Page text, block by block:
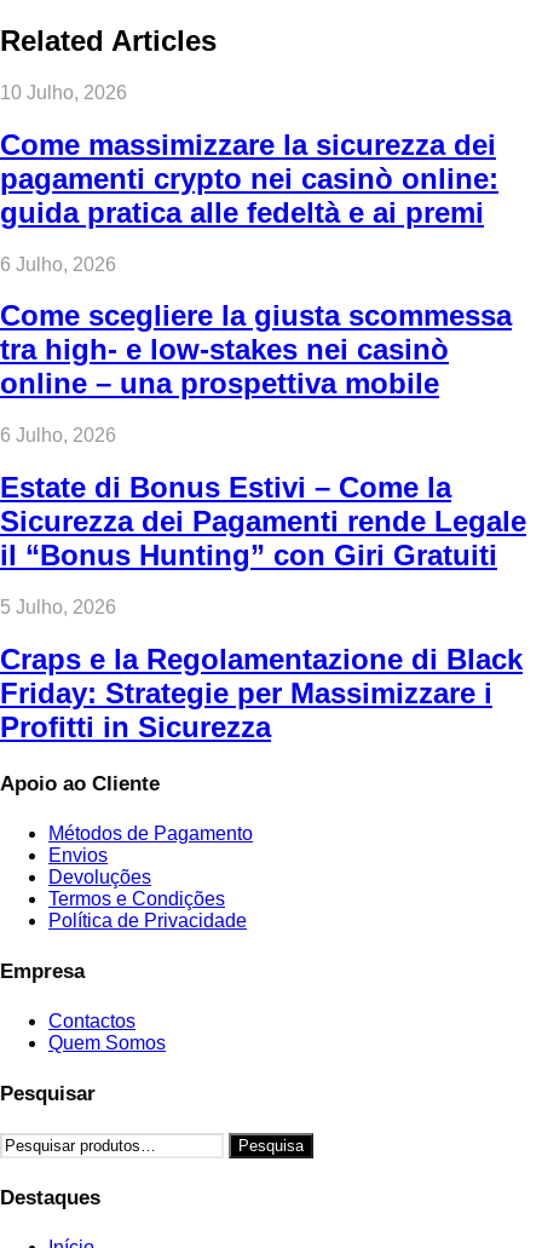
Related Articles
10 Julho, 2026
Come massimizzare la sicurezza dei
pagamenti crypto nei casinò online:
guida pratica alle fedeltà e ai premi
6 Julho, 2026
Come scegliere la giusta scommessa
tra high‑ e low‑stakes nei casinò
online – una prospettiva mobile
6 Julho, 2026
Estate di Bonus Estivi – Come la
Sicurezza dei Pagamenti rende Legale
il “Bonus Hunting” con Giri Gratuiti
5 Julho, 2026
Craps e la Regolamentazione di Black
Friday: Strategie per Massimizzare i
Profitti in Sicurezza
Apoio ao Cliente
Métodos de Pagamento
Envios
Devoluções
Termos e Condições
Política de Privacidade
Empresa
Contactos
Quem Somos
Pesquisar
Pesquisar
por:
Pesquisa
Destaques